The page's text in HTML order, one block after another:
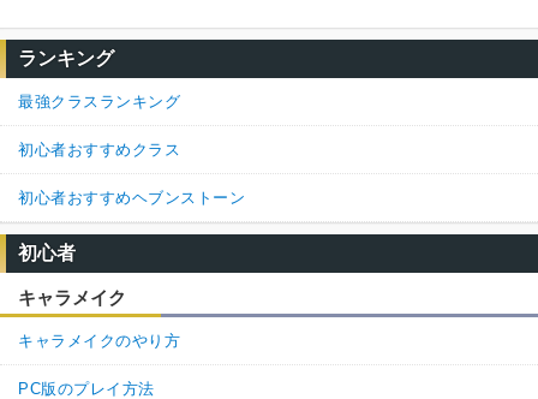
ランキング
最強クラスランキング
初心者おすすめクラス
初心者おすすめヘブンストーン
初心者
キャラメイク
キャラメイクのやり方
PC版のプレイ方法